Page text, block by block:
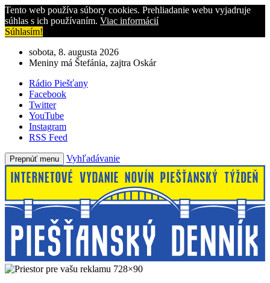
Tento web používa súbory cookies. Prehliadanie webu vyjadruje
súhlas s ich používaním. Viac informácií
Súhlasím!
sobota, 8. augusta 2026
Meniny má Štefánia, zajtra Oskár
Rádio Piešťany
Facebook
Twitter
YouTube
Instagram
RSS Feed
Prepnúť menu Vyhľadávanie